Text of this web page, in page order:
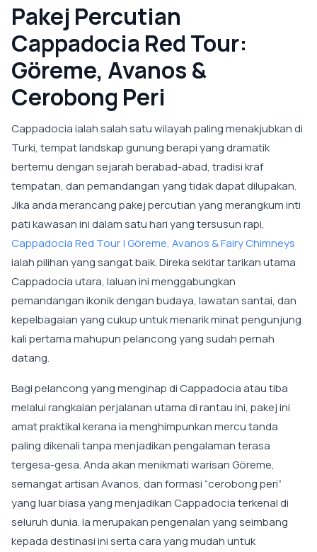
Pakej Percutian
Cappadocia Red Tour:
Göreme, Avanos &
Cerobong Peri
Cappadocia ialah salah satu wilayah paling menakjubkan di
Turki, tempat landskap gunung berapi yang dramatik
bertemu dengan sejarah berabad-abad, tradisi kraf
tempatan, dan pemandangan yang tidak dapat dilupakan.
Jika anda merancang pakej percutian yang merangkum inti
pati kawasan ini dalam satu hari yang tersusun rapi,
Cappadocia Red Tour | Göreme, Avanos & Fairy Chimneys
ialah pilihan yang sangat baik. Direka sekitar tarikan utama
Cappadocia utara, laluan ini menggabungkan
pemandangan ikonik dengan budaya, lawatan santai, dan
kepelbagaian yang cukup untuk menarik minat pengunjung
kali pertama mahupun pelancong yang sudah pernah
datang.
Bagi pelancong yang menginap di Cappadocia atau tiba
melalui rangkaian perjalanan utama di rantau ini, pakej ini
amat praktikal kerana ia menghimpunkan mercu tanda
paling dikenali tanpa menjadikan pengalaman terasa
tergesa-gesa. Anda akan menikmati warisan Göreme,
semangat artisan Avanos, dan formasi “cerobong peri”
yang luar biasa yang menjadikan Cappadocia terkenal di
seluruh dunia. Ia merupakan pengenalan yang seimbang
kepada destinasi ini serta cara yang mudah untuk